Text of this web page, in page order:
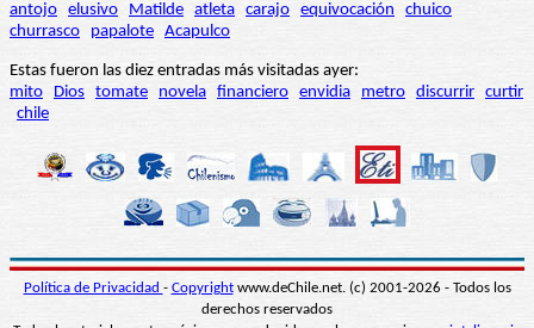
antojo elusivo Matilde atleta carajo equivocación
chuico
churrasco
papalote Acapulco
Estas fueron las diez entradas más visitadas ayer:
mito
Dios tomate novela financiero envidia metro discurrir curtir
chile
Política de Privacidad - Copyrightwww.deChile.net. (c) 2001-2026 - Todos los
derechos reservados